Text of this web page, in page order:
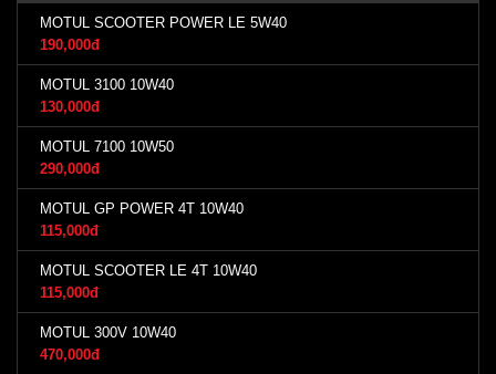
MOTUL SCOOTER POWER LE 5W40
190,000đ
MOTUL 3100 10W40
130,000đ
MOTUL 7100 10W50
290,000đ
MOTUL GP POWER 4T 10W40
115,000đ
MOTUL SCOOTER LE 4T 10W40
115,000đ
MOTUL 300V 10W40
470,000đ